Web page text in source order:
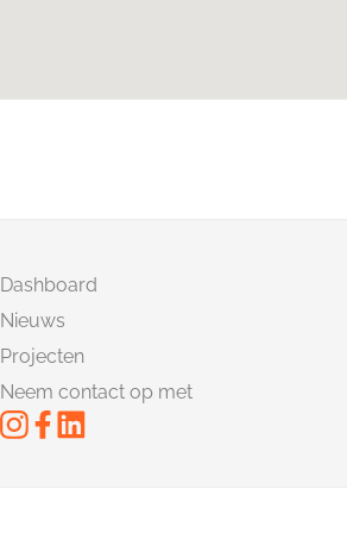
Dashboard
Nieuws
Projecten
Neem contact op met